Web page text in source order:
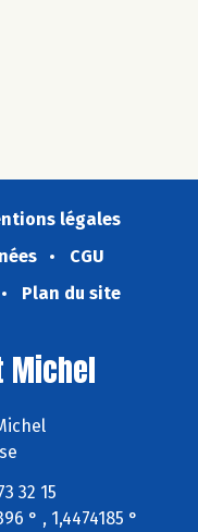
légales
CGU
Plan du site
Michel
32 15
° , 1,4474185 °